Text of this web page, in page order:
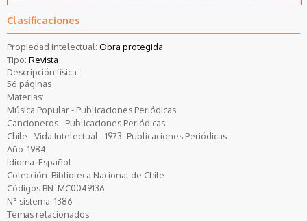
Clasificaciones
Propiedad intelectual: Obra protegida
Tipo: Revista
Descripción física:
56 páginas
Materias:
Música Popular - Publicaciones Periódicas
Cancioneros - Publicaciones Periódicas
Chile - Vida Intelectual - 1973- Publicaciones Periódicas
Año: 1984
Idioma: Español
Colección: Biblioteca Nacional de Chile
Códigos BN: MC0049136
N° sistema: 1386
Temas relacionados: